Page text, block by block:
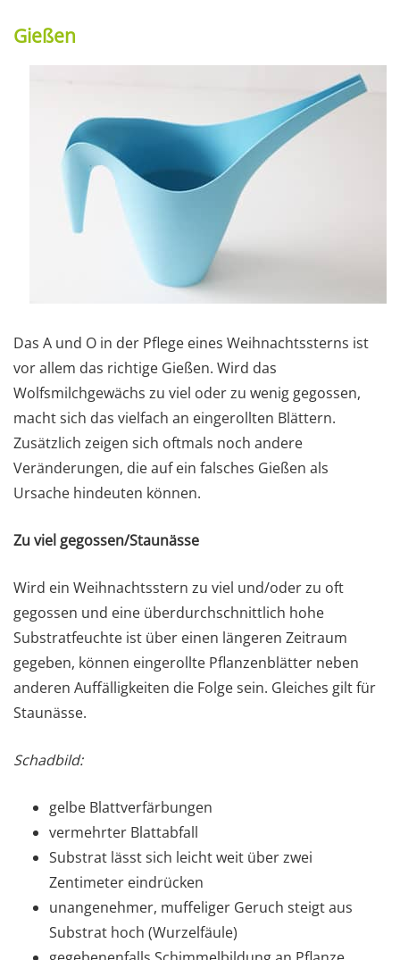
Gießen
Das A und O in der Pflege eines Weihnachtssterns ist
vor allem das richtige Gießen. Wird das
Wolfsmilchgewächs zu viel oder zu wenig gegossen,
macht sich das vielfach an eingerollten Blättern.
Zusätzlich zeigen sich oftmals noch andere
Veränderungen, die auf ein falsches Gießen als
Ursache hindeuten können.
Zu viel gegossen/Staunässe
Wird ein Weihnachtsstern zu viel und/oder zu oft
gegossen und eine überdurchschnittlich hohe
Substratfeuchte ist über einen längeren Zeitraum
gegeben, können eingerollte Pflanzenblätter neben
anderen Auffälligkeiten die Folge sein. Gleiches gilt für
Staunässe.
Schadbild:
gelbe Blattverfärbungen
vermehrter Blattabfall
Substrat lässt sich leicht weit über zwei
Zentimeter eindrücken
unangenehmer, muffeliger Geruch steigt aus
Substrat hoch (Wurzelfäule)